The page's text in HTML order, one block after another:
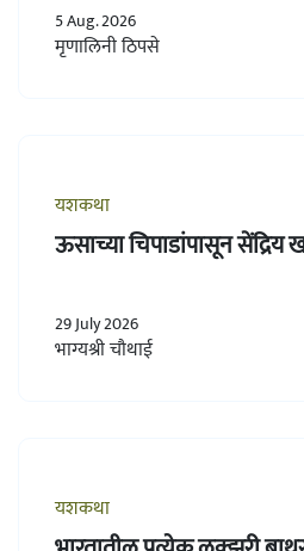
5 Aug. 2026
मृणालिनी ठिपसे
यशकथा
ऊसाच्या चिपाडांपासून सेंद्रिय
29 July 2026
भाग्यश्री चौथाई
यशकथा